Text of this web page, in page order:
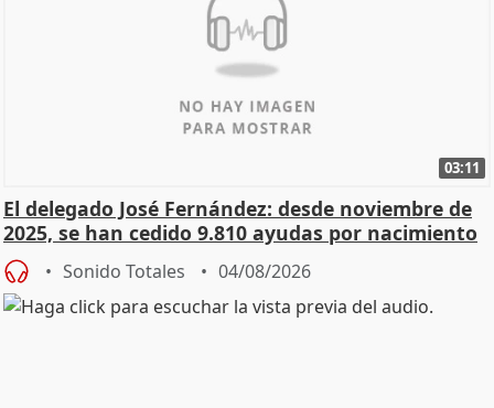
03:11
El delegado José Fernández: desde noviembre de
2025, se han cedido 9.810 ayudas por nacimiento
Sonido Totales 04/08/2026